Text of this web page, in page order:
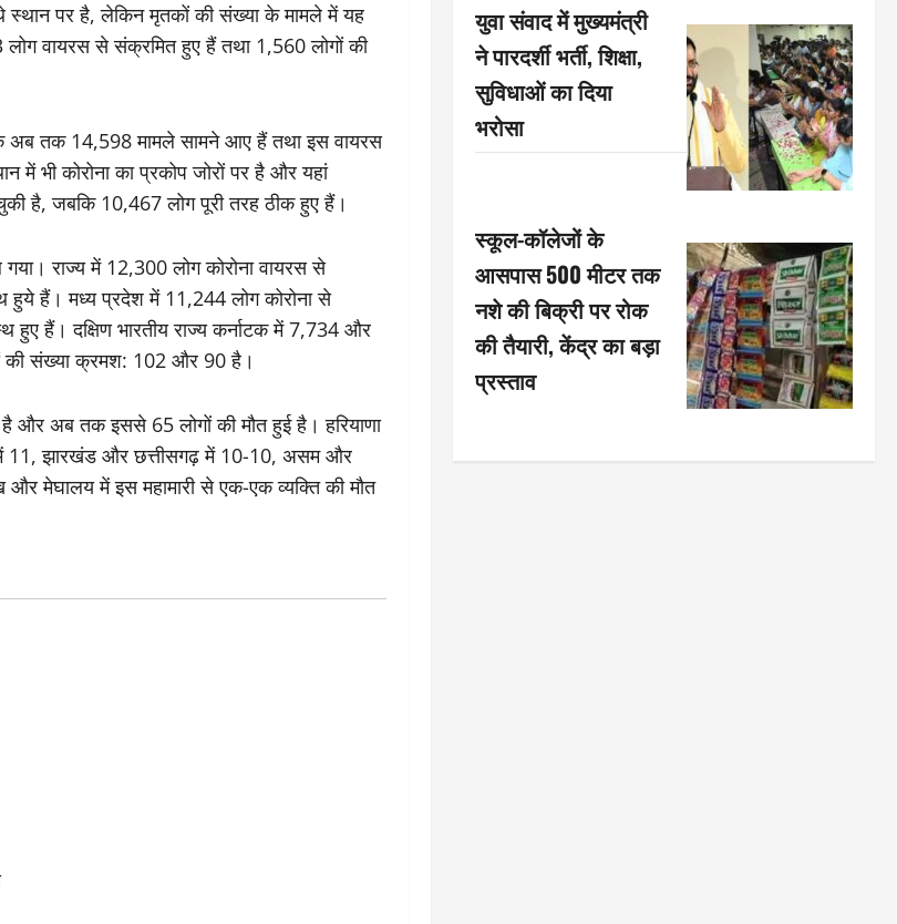
स्थान पर है, लेकिन मृतकों की संख्या के मामले में यह
वायरस से संक्रमित हुए हैं तथा 1,560 लोगों की
अब तक 14,598 मामले सामने आए हैं तथा इस वायरस
भी कोरोना का प्रकोप जोरों पर है और यहां
है, जबकि 10,467 लोग पूरी तरह ठीक हुए हैं।
राज्य में 12,300 लोग कोरोना वायरस से
हैं। मध्य प्रदेश में 11,244 लोग कोरोना से
हैं। दक्षिण भारतीय राज्य कर्नाटक में 7,734 और
की संख्या क्रमश: 102 और 90 है।
और अब तक इससे 65 लोगों की मौत हुई है। हरियाणा
11, झारखंड और छत्तीसगढ़ में 10-10, असम और
मेघालय में इस महामारी से एक-एक व्यक्ति की मौत
युवा संवाद में मुख्यमंत्री
ने पारदर्शी भर्ती, शिक्षा,
सुविधाओं का दिया
भरोसा
स्कूल-कॉलेजों के
आसपास 500 मीटर तक
नशे की बिक्री पर रोक
की तैयारी, केंद्र का बड़ा
प्रस्ताव